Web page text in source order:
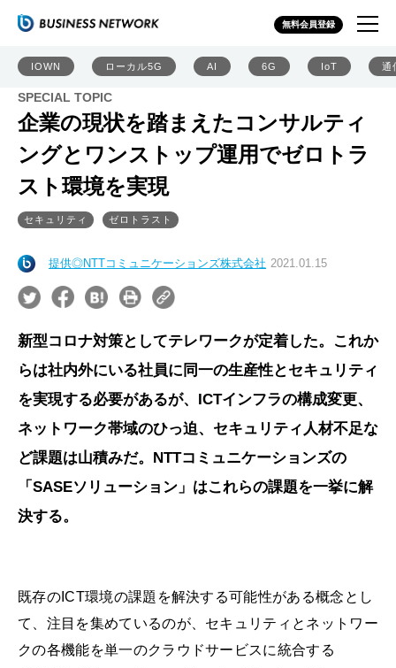
無料会員登録
IOWN ローカル5G AI 6G IoT 通
SPECIAL TOPIC
企業の現状を踏まえたコンサルティ
ングとワンストップ運用でゼロトラ
スト環境を実現
セキュリティ ゼロトラスト
提供◎NTTコミュニケーションズ株式会社 2021.01.15
新型コロナ対策としてテレワークが定着した。これか
らは社内外にいる社員に同一の生産性とセキュリティ
を実現する必要があるが、ICTインフラの構成変更、
ネットワーク帯域のひっ迫、セキュリティ人材不足な
ど課題は山積みだ。NTTコミュニケーションズの
「SASEソリューション」はこれらの課題を一挙に解
決する。
既存のICT環境の課題を解決する可能性がある概念とし
て、注目を集めているのが、セキュリティとネットワー
クの各機能を単一のクラウドサービスに統合する